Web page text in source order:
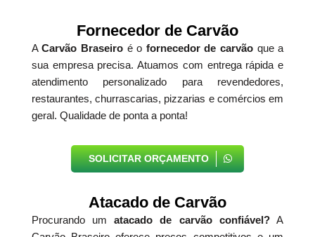
Fornecedor de Carvão
ACarvão Braseiro é o fornecedor de carvão que a
sua empresa precisa. Atuamos com entrega rápida e
atendimento personalizado para revendedores,
restaurantes, churrascarias, pizzarias e comércios em
geral. Qualidade de ponta a ponta!
SOLICITAR ORÇAMENTO
Atacado de Carvão
Procurando umatacado de carvão confiável?A